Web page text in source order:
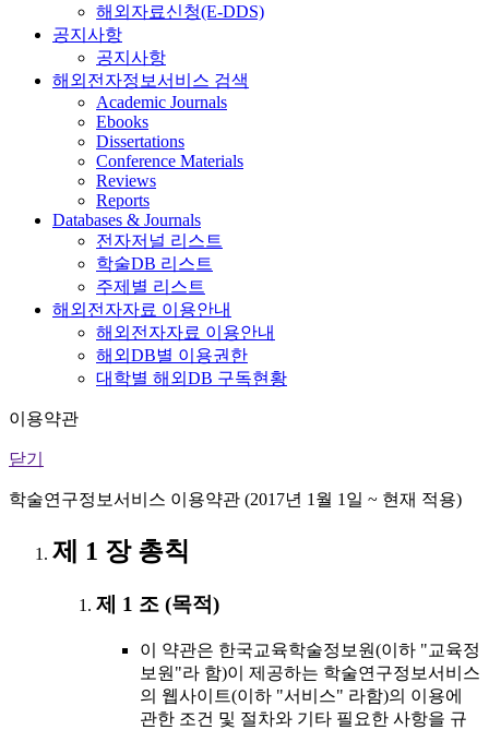
해외자료신청(E-DDS)
공지사항
공지사항
해외전자정보서비스 검색
Academic Journals
Ebooks
Dissertations
Conference Materials
Reviews
Reports
Databases & Journals
전자저널 리스트
학술DB 리스트
주제별 리스트
해외전자자료 이용안내
해외전자자료 이용안내
해외DB별 이용권한
대학별 해외DB 구독현황
이용약관
닫기
학술연구정보서비스 이용약관 (2017년 1월 1일 ~ 현재 적용)
제 1 장 총칙
제 1 조 (목적)
이 약관은 한국교육학술정보원(이하 "교육정
보원"라 함)이 제공하는 학술연구정보서비스
의 웹사이트(이하 "서비스" 라함)의 이용에
관한 조건 및 절차와 기타 필요한 사항을 규